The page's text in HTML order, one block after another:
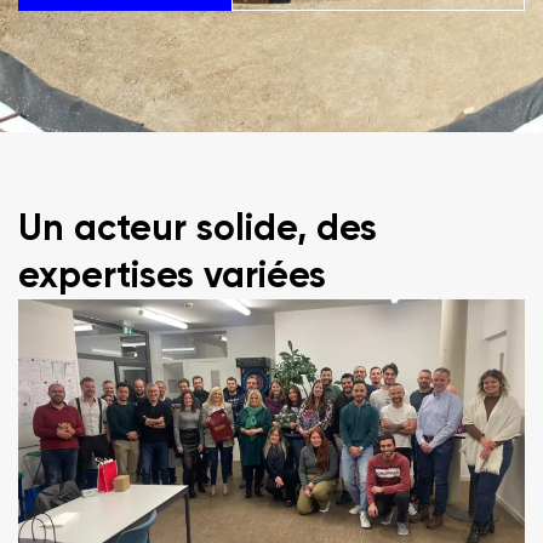
Un acteur solide, des
expertises variées